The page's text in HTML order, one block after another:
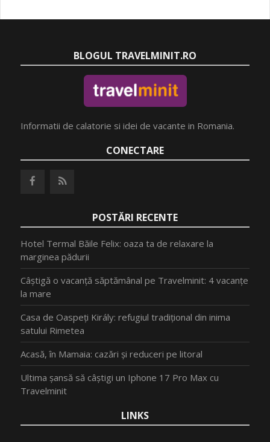
BLOGUL TRAVELMINIT.RO
Informatii de calatorie si idei de vacante in Romania.
CONECTARE
POSTĂRI RECENTE
Hotel Termal Băile Felix: oaza ta de relaxare la
marginea pădurii
Câștigă o vacanță săptămânal pe Travelminit: 4 vacanțe
la mare
Casa de Oaspeți Király: refugiul tradițional din inima
satului Rimetea
Acasă, în Mamaia: cazări și reduceri pe litoral
Ultima șansă să câștigi un Iphone 17 Pro Max cu
Travelminit
LINKS